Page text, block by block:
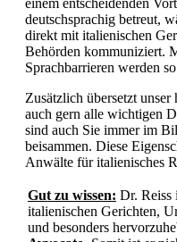
deutschsprachig betreut,
direkt mit italienischen
Behörden kommuniziert.
Sprachbarrieren werden
Zusätzlich übersetzt unser
auch gern alle wichtigen
sind auch Sie immer im
beisammen. Diese
Anwälte für italienisches
Gut zu wissen: Dr. Reiss
italienischen Gerichten,
und besonders